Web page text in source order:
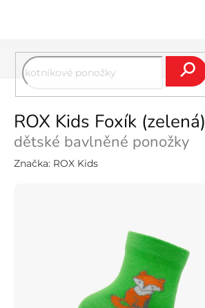
ROX Kids Foxík (zelená)
dětské bavlněné ponožky
Značka: ROX Kids